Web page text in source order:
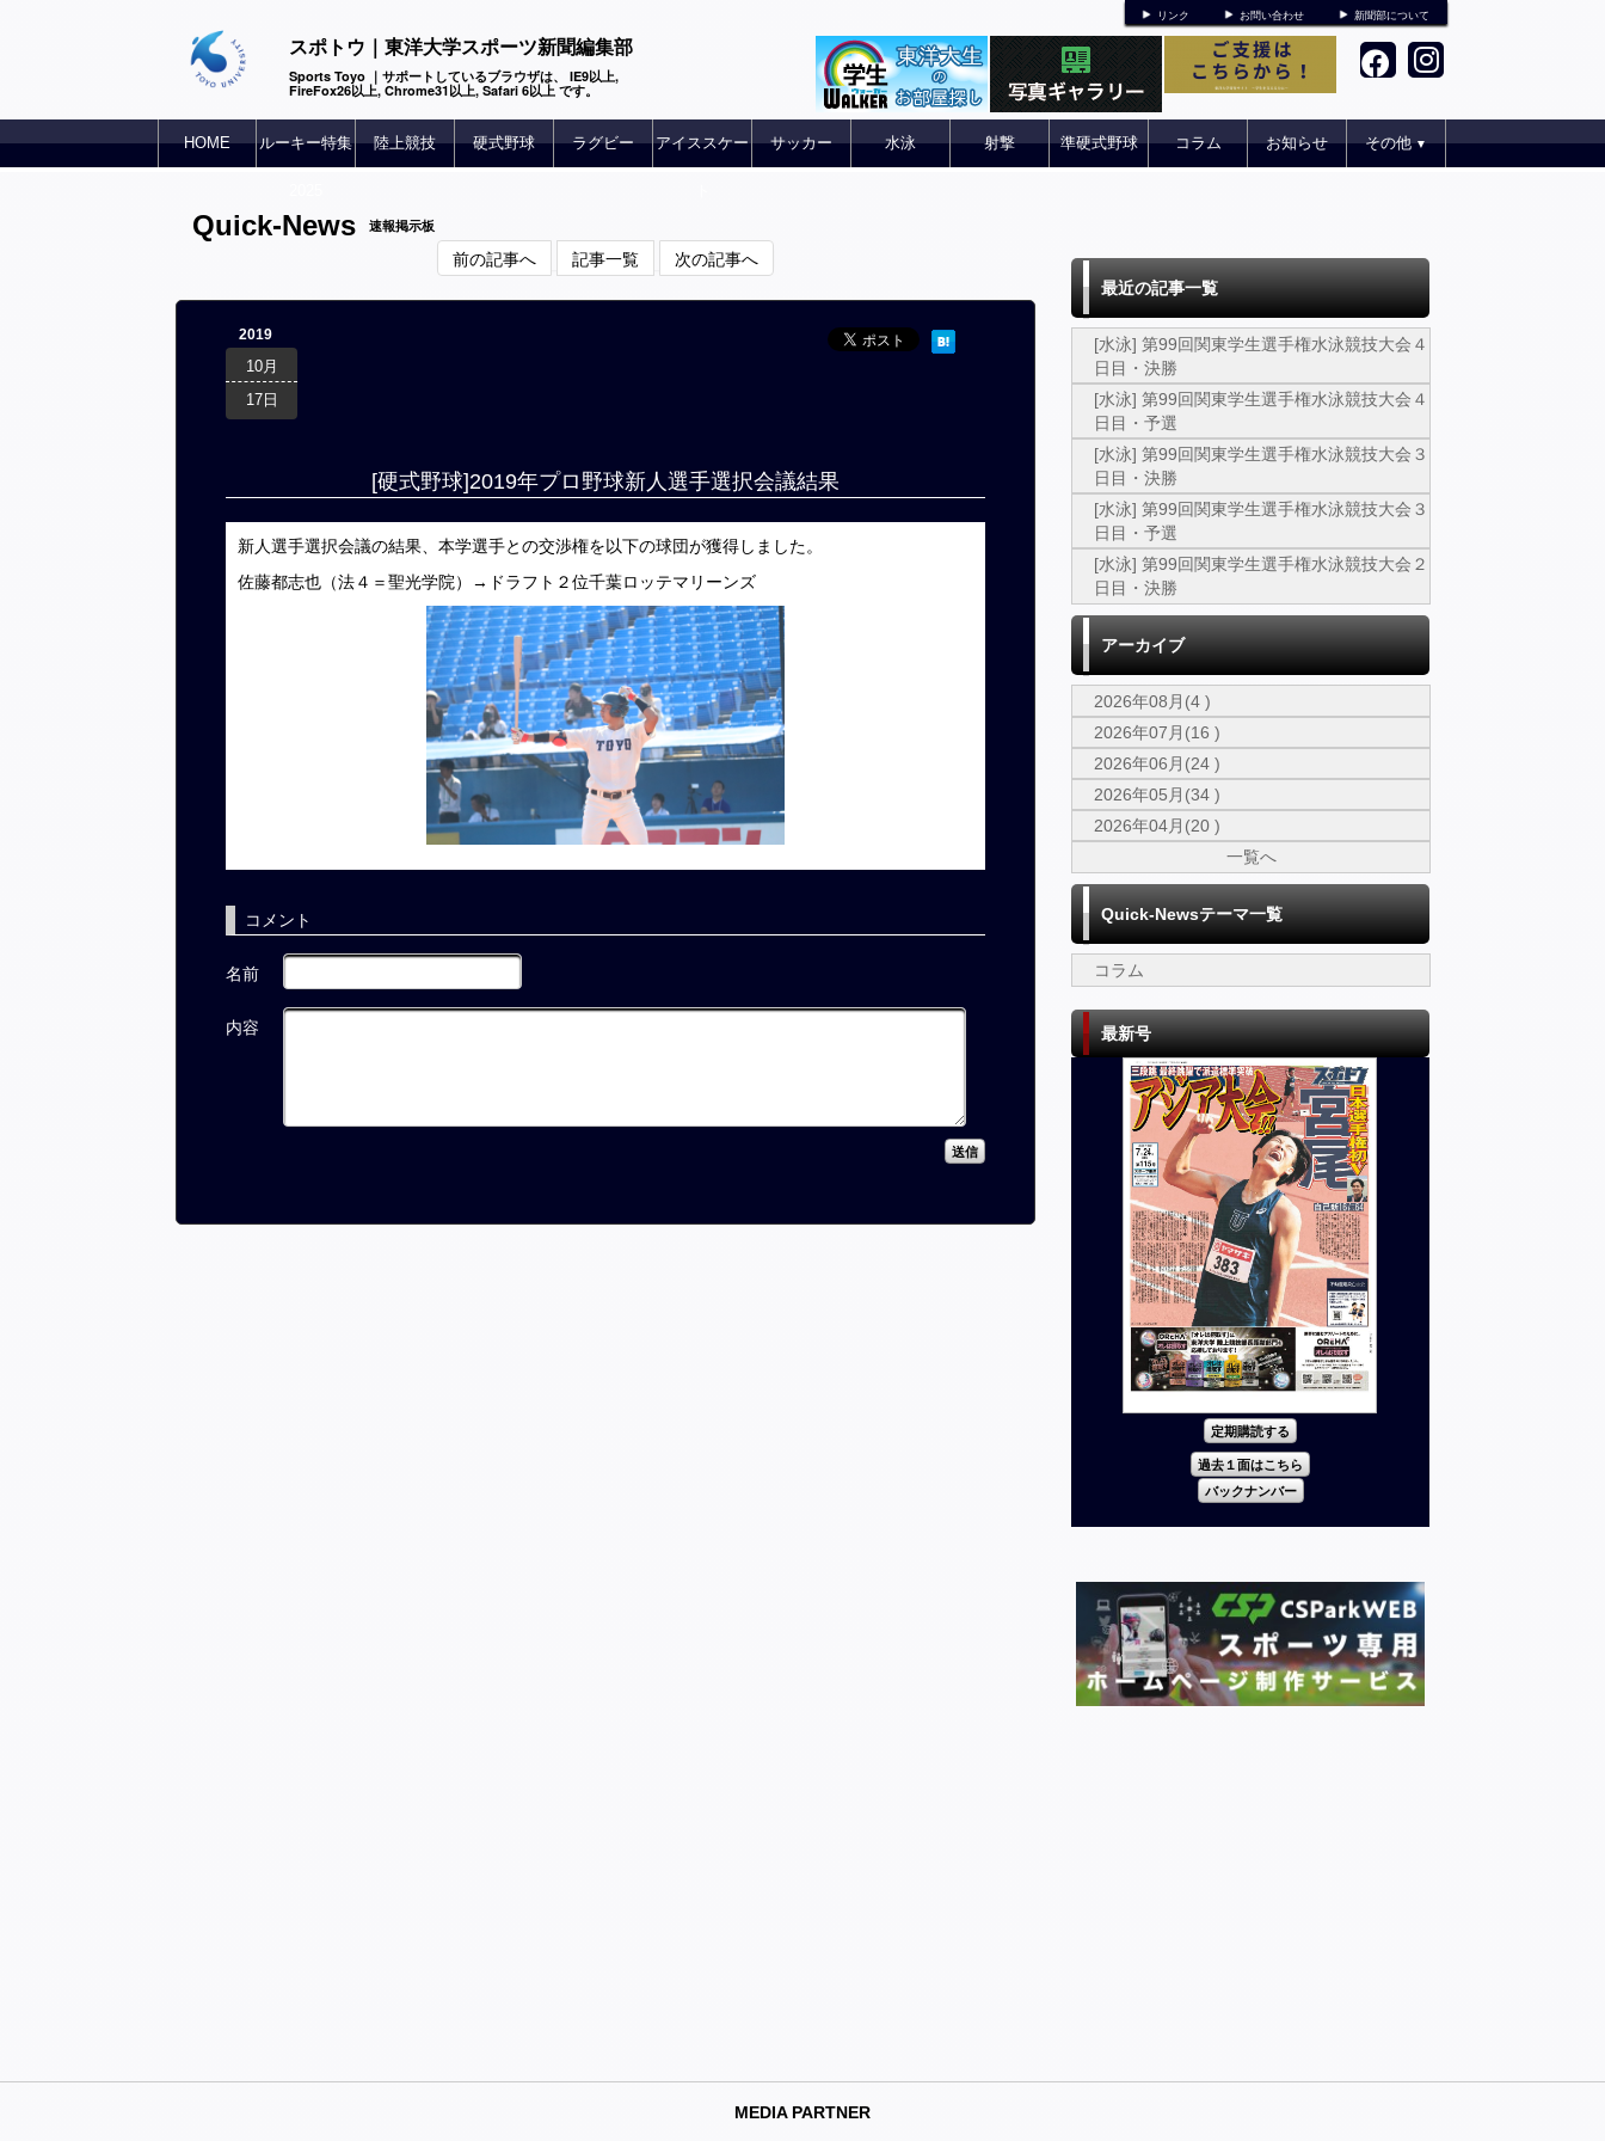
リンク お問い合わせ 新聞部について
スポトウ｜東洋大学スポーツ新聞編集部
Sports Toyo ｜サポートしているブラウザは、 IE9以上,
FireFox26以上, Chrome31以上, Safari 6以上 です。
HOME ルーキー特集 陸上競技 硬式野球 ラグビー アイススケー サッカー 水泳 射撃 準硬式野球 コラム お知らせ その他▼
Quick-News 速報掲示板
前の記事へ 記事一覧 次の記事へ
2019
10月
17日
[硬式野球]2019年プロ野球新人選手選択会議結果
新人選手選択会議の結果、本学選手との交渉権を以下の球団が獲得しました。
佐藤都志也（法４＝聖光学院）→ドラフト２位千葉ロッテマリーンズ
コメント
名前
内容
最近の記事一覧
[水泳] 第99回関東学生選手権水泳競技大会４
日目・決勝
[水泳] 第99回関東学生選手権水泳競技大会４
日目・予選
[水泳] 第99回関東学生選手権水泳競技大会３
日目・決勝
[水泳] 第99回関東学生選手権水泳競技大会３
日目・予選
[水泳] 第99回関東学生選手権水泳競技大会２
日目・決勝
アーカイブ
2026年08月(4 )
2026年07月(16 )
2026年06月(24 )
2026年05月(34 )
2026年04月(20 )
一覧へ
Quick-Newsテーマ一覧
コラム
最新号
定期購読する
過去１面はこちら
バックナンバー
MEDIA PARTNER